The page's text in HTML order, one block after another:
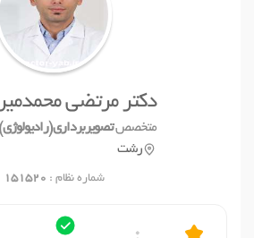
دکتر مرتضی
متخصصتصویربرداری(رادیولوژی)
رشت
شماره نظام : 151520